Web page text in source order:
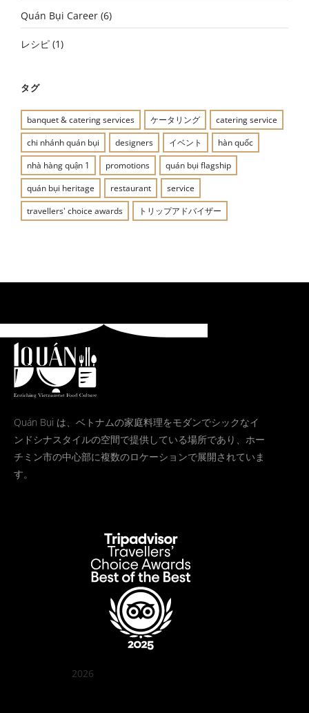
Quán Bụi Career (6)
レシピ (1)
タグ
banquet & catering services ケータリング
catering service
chi nhánh quán bụi
designers イベント
hàn quốc
nhà hàng quận 1
promotions
quán bụi flagship
quán bụi heritage
restaurant
service
travellers' choice awards
トリップアドバイザー
Quán Bụi は、ベトナムの家庭料理をモダンでシックなイ
ンドシナスタイルの空間で提供している場所であり、ホー
チミン市の中心部に複数のロケーションで展開されていま
す。
2026